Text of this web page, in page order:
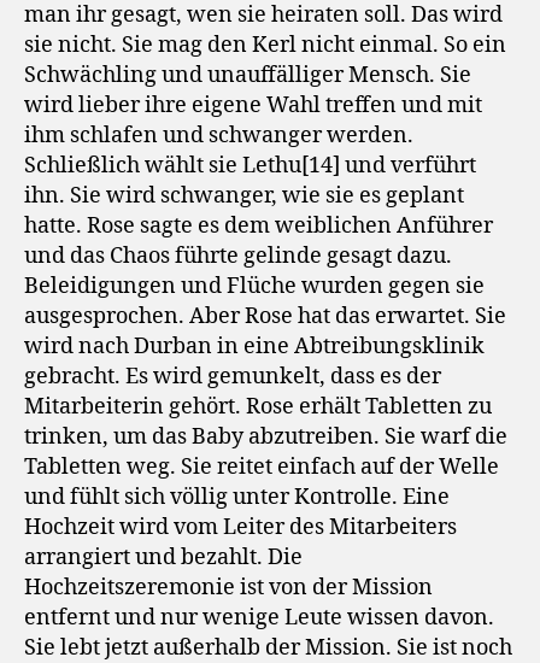
man ihr gesagt, wen sie heiraten soll. Das wird
sie nicht. Sie mag den Kerl nicht einmal. So ein
Schwächling und unauffälliger Mensch. Sie
wird lieber ihre eigene Wahl treffen und mit
ihm schlafen und schwanger werden.
Schließlich wählt sie Lethu[14] und verführt
ihn. Sie wird schwanger, wie sie es geplant
hatte. Rose sagte es dem weiblichen Anführer
und das Chaos führte gelinde gesagt dazu.
Beleidigungen und Flüche wurden gegen sie
ausgesprochen. Aber Rose hat das erwartet. Sie
wird nach Durban in eine Abtreibungsklinik
gebracht. Es wird gemunkelt, dass es der
Mitarbeiterin gehört. Rose erhält Tabletten zu
trinken, um das Baby abzutreiben. Sie warf die
Tabletten weg. Sie reitet einfach auf der Welle
und fühlt sich völlig unter Kontrolle. Eine
Hochzeit wird vom Leiter des Mitarbeiters
arrangiert und bezahlt. Die
Hochzeitszeremonie ist von der Mission
entfernt und nur wenige Leute wissen davon.
Sie lebt jetzt außerhalb der Mission. Sie ist noch